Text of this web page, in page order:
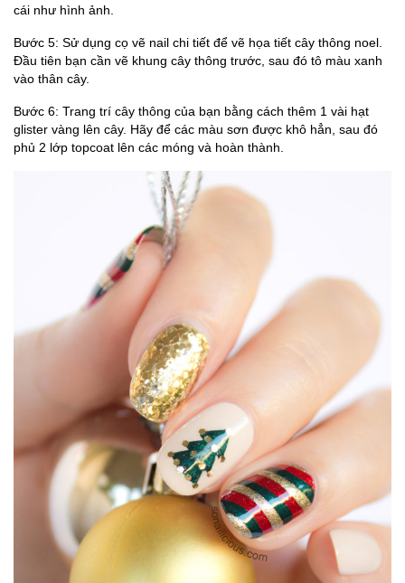
cái như hình ảnh.
Bước 5: Sử dụng cọ vẽ nail chi tiết để vẽ họa tiết cây thông noel.
Đầu tiên bạn cần vẽ khung cây thông trước, sau đó tô màu xanh
vào thân cây.
Bước 6: Trang trí cây thông của bạn bằng cách thêm 1 vài hạt
glister vàng lên cây. Hãy để các màu sơn được khô hẳn, sau đó
phủ 2 lớp topcoat lên các móng và hoàn thành.